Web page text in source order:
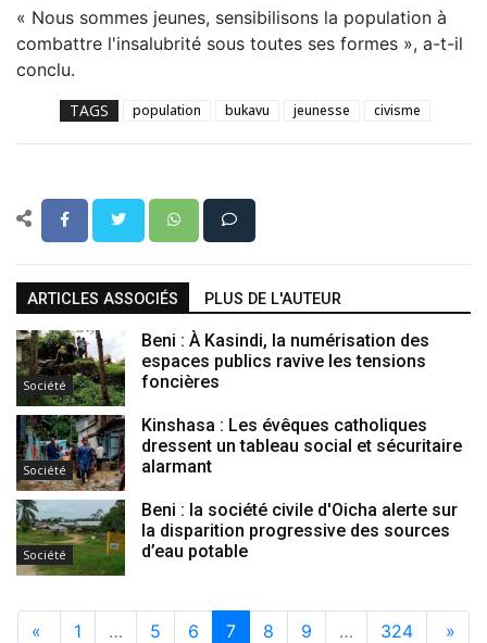
« Nous sommes jeunes, sensibilisons la population à
combattre l'insalubrité sous toutes ses formes », a-t-il
conclu.
TAGS population bukavu jeunesse civisme
ARTICLES ASSOCIÉS PLUS DE L'AUTEUR
Société
Beni : À Kasindi, la numérisation des
espaces publics ravive les tensions
foncières
Société
Kinshasa : Les évêques catholiques
dressent un tableau social et sécuritaire
alarmant
Société
Beni : la société civile d'Oicha alerte sur
la disparition progressive des sources
d’eau potable
« 1 … 5 6 7 8 9 … 324 »